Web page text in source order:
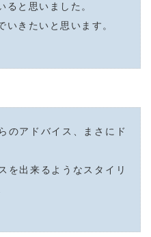
ると思いました。
きたいと思います。
のアドバイス、まさにド
を出来るようなスタイリ